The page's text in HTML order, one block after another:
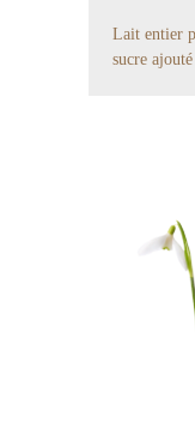
Lait entier
sucre